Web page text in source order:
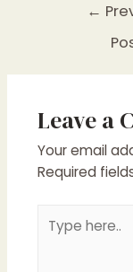
←
Leave a
Your email
Required
here..